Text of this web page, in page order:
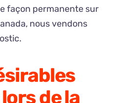
façon permanente sur
nous vendons
de la